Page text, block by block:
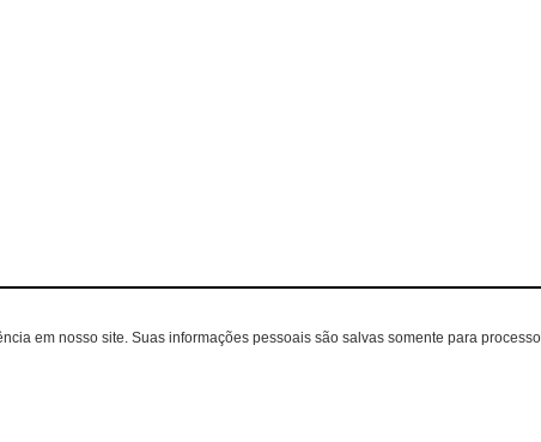
em nosso site. Suas informações pessoais são salvas somente para